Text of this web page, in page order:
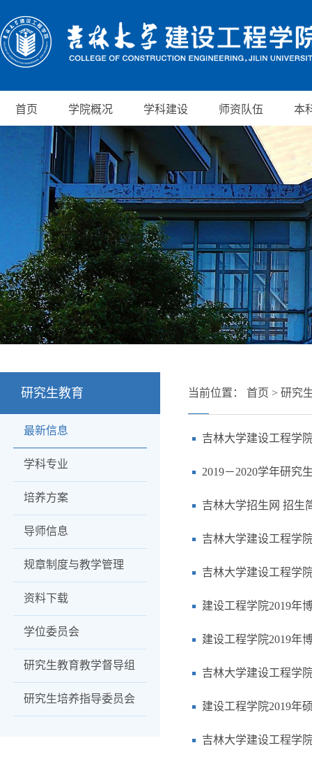
首页 学院概况 学科建设 师资队伍 本
研究生教育
最新信息
学科专业
培养方案
导师信息
规章制度与教学管理
资料下载
学位委员会
研究生教育教学督导组
研究生培养指导委员会
当前位置： 首页 > 研究
吉林大学建设工程学
2019－2020学年研究
吉林大学招生网 招生
吉林大学建设工程学
吉林大学建设工程学
建设工程学院2019年
建设工程学院2019年
吉林大学建设工程学
建设工程学院2019年
吉林大学建设工程学